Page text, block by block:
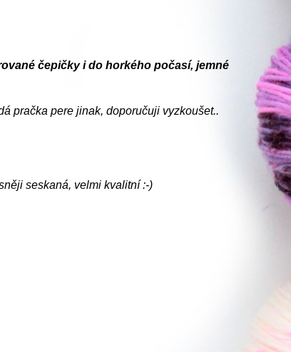
čepičky i do horkého počasí, jemné
pračka pere jinak, doporučuji vyzkoušet..
seskaná, velmi kvalitní :-)